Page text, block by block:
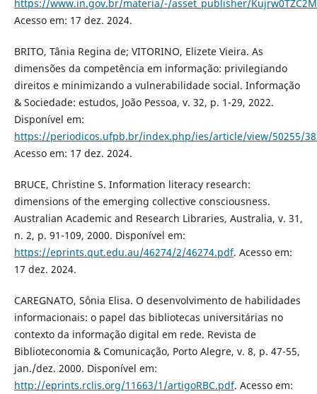
https://www.in.gov.br/materia/-/asset_publisher/
Acesso em: 17 dez. 2024.
BRITO, Tânia Regina de; VITORINO, Elizete Vieira. As
dimensões da competência em informação: privilegiando
direitos e minimizando a vulnerabilidade social. Informação
& Sociedade: estudos, João Pessoa, v. 32, p. 1-29, 2022.
Disponível em:
https://periodicos.ufpb.br/index.php/ies/article/view/50255/
Acesso em: 17 dez. 2024.
BRUCE, Christine S. Information literacy research:
dimensions of the emerging collective consciousness.
Australian Academic and Research Libraries, Australia, v. 31,
n. 2, p. 91-109, 2000. Disponível em:
https://eprints.qut.edu.au/46274/2/46274.pdf. Acesso em:
17 dez. 2024.
CAREGNATO, Sônia Elisa. O desenvolvimento de habilidades
informacionais: o papel das bibliotecas universitárias no
contexto da informação digital em rede. Revista de
Biblioteconomia & Comunicação, Porto Alegre, v. 8, p. 47-55,
jan./dez. 2000. Disponível em:
http://eprints.rclis.org/11663/1/artigoRBC.pdf. Acesso em: